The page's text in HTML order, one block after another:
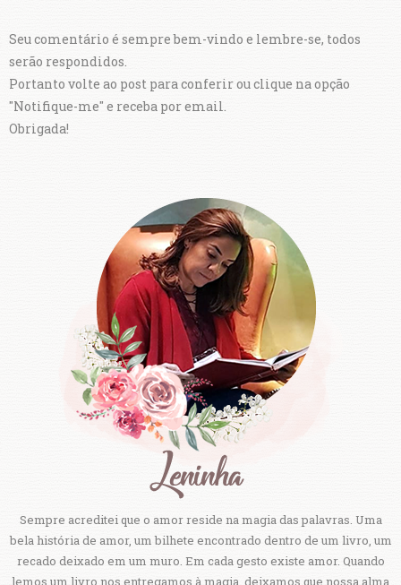
Seu comentário é sempre bem-vindo e lembre-se, todos
serão respondidos.
Portanto volte ao post para conferir ou clique na opção
"Notifique-me" e receba por email.
Obrigada!
Sempre acreditei que o amor reside na magia das palavras. Uma
bela história de amor, um bilhete encontrado dentro de um livro, um
recado deixado em um muro. Em cada gesto existe amor. Quando
lemos um livro nos entregamos à magia, deixamos que nossa alma